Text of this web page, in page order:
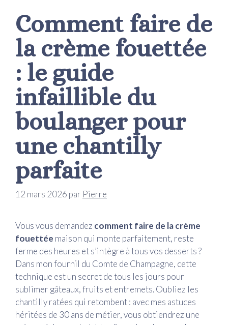
Comment faire de
la crème fouettée
: le guide
infaillible du
boulanger pour
une chantilly
parfaite
12 mars 2026 par Pierre
Vous vous demandez comment faire de la crème
fouettée maison qui monte parfaitement, reste
ferme des heures et s’intègre à tous vos desserts ?
Dans mon fournil du Comte de Champagne, cette
technique est un secret de tous les jours pour
sublimer gâteaux, fruits et entremets. Oubliez les
chantilly ratées qui retombent : avec mes astuces
héritées de 30 ans de métier, vous obtiendrez une